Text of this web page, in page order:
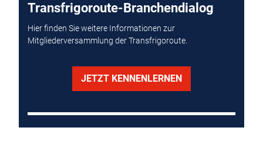
Transfrigoroute-Branchendialog
Hier finden Sie weitere Informationen zur
Mitgliederversammlung der Transfrigoroute.
JETZT KENNENLERNEN